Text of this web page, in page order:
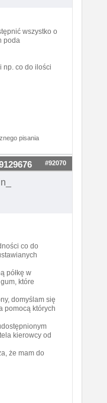
wszystko o
poda
np. co do ilości
pisania
#92070
co do
półkę w
które
domyślam się
pomocą których
kierowcy od
że mam do